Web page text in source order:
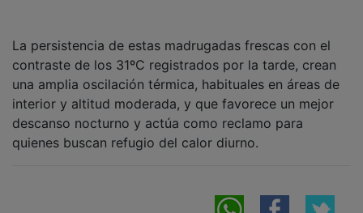
La persistencia de estas madrugadas frescas con el
contraste de los 31ºC registrados por la tarde, crean
una amplia oscilación térmica, habituales en áreas de
interior y altitud moderada, y que favorece un mejor
descanso nocturno y actúa como reclamo para
quienes buscan refugio del calor diurno.